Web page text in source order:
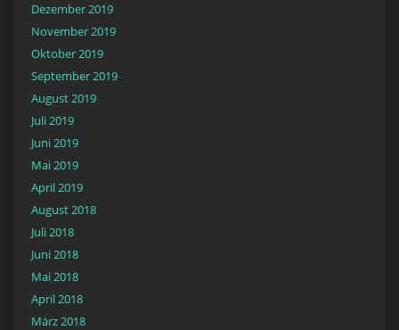
Dezember 2019
November 2019
Oktober 2019
September 2019
August 2019
Juli 2019
Juni 2019
Mai 2019
April 2019
August 2018
Juli 2018
Juni 2018
Mai 2018
April 2018
März 2018